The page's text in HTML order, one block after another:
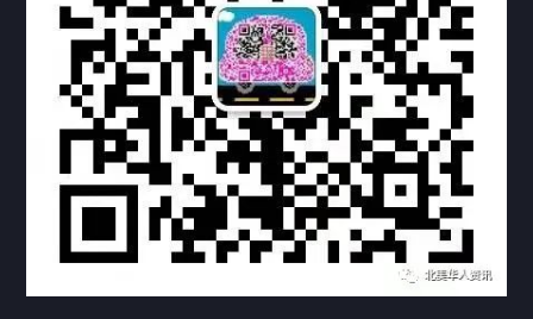
下载与支持
资料下载 视频中心
常见问题
购买流程 版权条款